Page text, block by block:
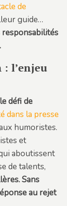
de
guide…
l’enjeu
défi de
dans la presse
humoristes.
et
aboutissent
de talents,
Sans
au rejet